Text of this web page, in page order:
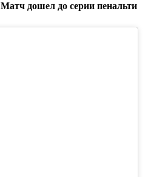
Матч дошел до серии пенальти